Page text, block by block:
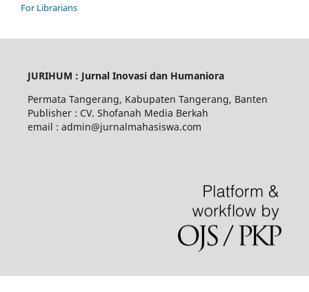
For Librarians
JURIHUM : Jurnal Inovasi dan Humaniora
Permata Tangerang, Kabupaten Tangerang, Banten
Publisher : CV. Shofanah Media Berkah
email : admin@jurnalmahasiswa.com